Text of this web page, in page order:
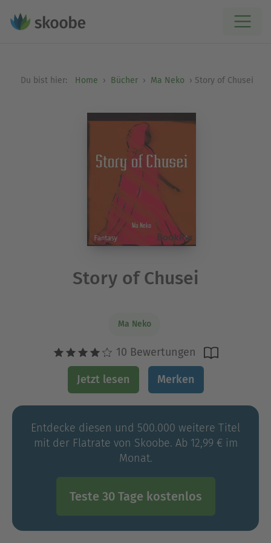
Du bist hier: Home Bücher Ma Neko Story of Chusei
Story of Chusei
Ma Neko
10 Bewertungen
Jetzt lesen Merken
Entdecke diesen und 500.000 weitere Titel
mit der Flatrate von Skoobe. Ab 12,99 € im
Monat.
Teste 30 Tage kostenlos